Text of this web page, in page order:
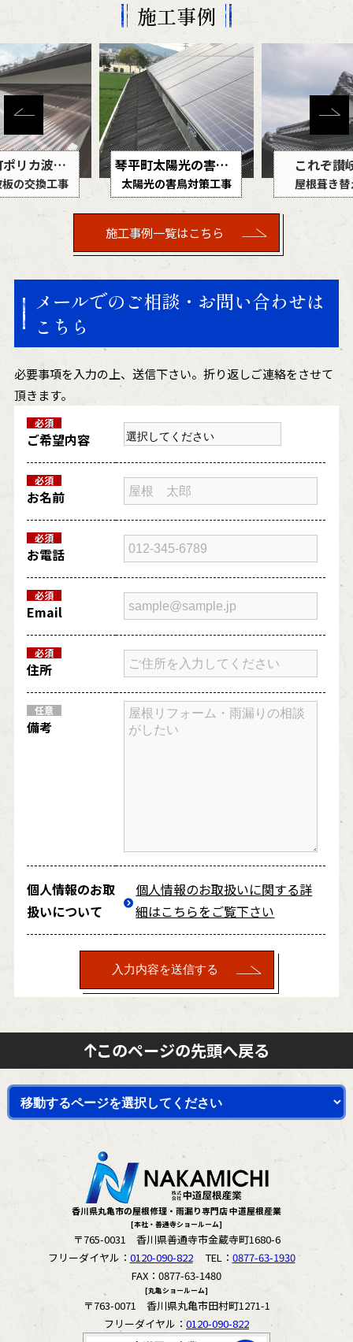
施工事例
多度津町ポリカ波板交換工事
の交換工事
琴平町太陽光の害鳥対策工事
太陽光の害鳥対策工事
これぞ讃
屋根葺き
施工事例一覧はこちら
メールでのご相談・お問い合わせは
こちら
必要事項を入力の上、送信下さい。折り返しご連絡をさせて
頂きます。
必須
ご希望内容
必須
お名前
必須
お電話
必須
Email
必須
住所
任意
備考
個人情報のお取
扱いについて
個人情報のお取扱いに関する詳
細はこちらをご覧下さい
このページの先頭へ戻る
香川県丸亀市の屋根修理・雨漏り専門店 中道屋根産業
[本社・善通寺ショールーム]
〒765-0031 香川県善通寺市金蔵寺町1680-6
フリーダイヤル： 0120-090-822TEL： 0877-63-1930
FAX：0877-63-1480
[丸亀ショールーム]
〒763-0071 香川県丸亀市田村町1271-1
フリーダイヤル：0120-090-822